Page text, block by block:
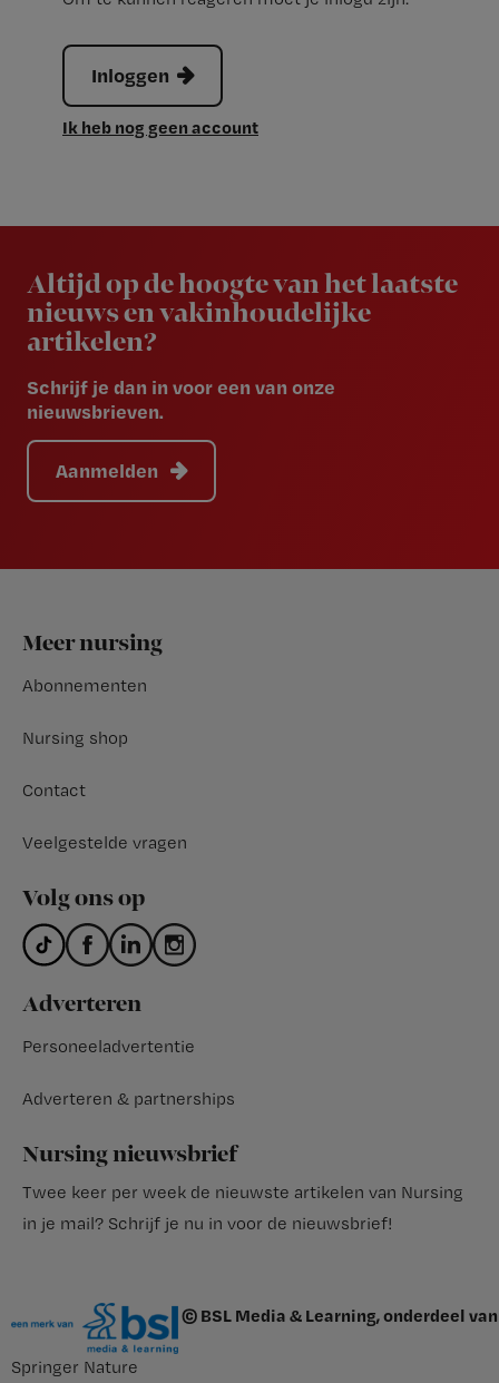
Inloggen
Ik heb nog geen account
Altijd op de hoogte van het laatste
nieuws en vakinhoudelijke
artikelen?
Schrijf je dan in voor een van onze
nieuwsbrieven.
Aanmelden
Footer
Meer nursing
Abonnementen
Nursing shop
Contact
Veelgestelde vragen
Volg ons op
Adverteren
Personeeladvertentie
Adverteren & partnerships
Nursing nieuwsbrief
Twee keer per week de nieuwste artikelen van Nursing
in je mail? Schrijf je nu in voor de nieuwsbrief!
© BSL Media & Learning, onderdeel van
Springer Nature